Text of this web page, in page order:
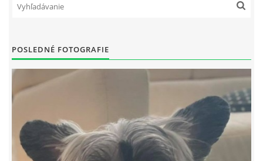
TORTY
KONTAKT
POSLEDNÉ FOTOGRAFIE